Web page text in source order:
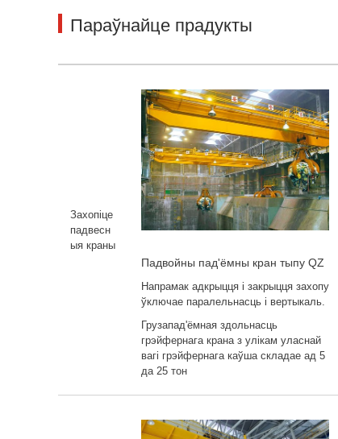
Параўнайце прадукты
Захопіце
падвесн
ыя краны
Падвойны пад'ёмны кран тыпу QZ
Напрамак адкрыцця і закрыцця захопу
ўключае паралельнасць і вертыкаль.
Грузапад'ёмная здольнасць
грэйфернага крана з улікам уласнай
вагі грэйфернага каўша складае ад 5
да 25 тон